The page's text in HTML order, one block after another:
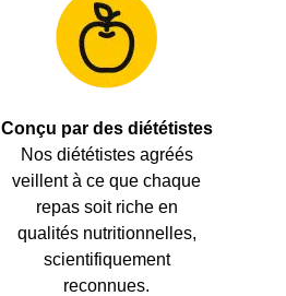
Conçu par des diététistes
Nos diététistes agréés
veillent à ce que chaque
repas soit riche en
qualités nutritionnelles,
scientifiquement
reconnues.